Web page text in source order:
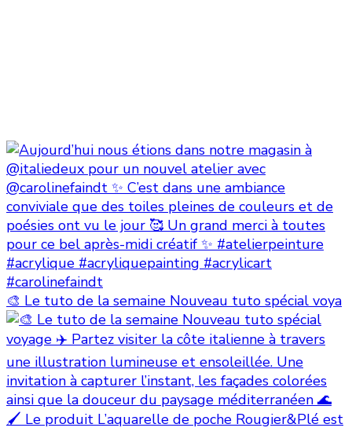
🎨 Le tuto de la semaine Nouveau tuto spécial voya